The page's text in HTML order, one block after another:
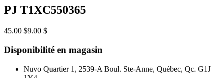
PJ T1XC550365
45.00 $9.00 $
Disponibilité en magasin
Nuvo Quartier 1, 2539-A Boul. Ste-Anne, Québec, Qc. G1J